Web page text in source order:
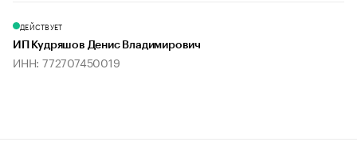
ДЕЙСТВУЕТ
ИП Кудряшов Денис Владимирович
ИНН: 772707450019